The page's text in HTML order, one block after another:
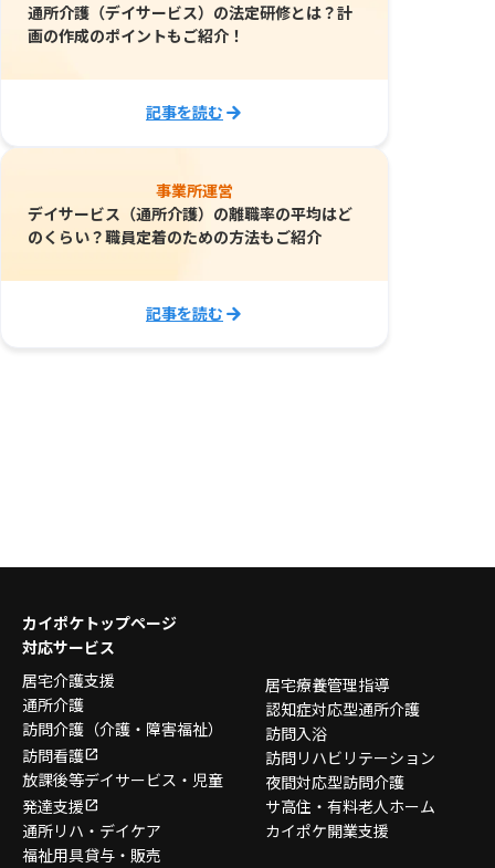
通所介護（デイサービス）の法定研修とは？計
画の作成のポイントもご紹介！
記事を読む
事業所運営
デイサービス（通所介護）の離職率の平均はど
のくらい？職員定着のための方法もご紹介
記事を読む
カイポケトップページ
対応サービス
居宅介護支援
通所介護
訪問介護 （介護・障害福祉）
訪問看護
放課後等デイサービス・ 児童
発達支援
通所リハ・デイケア
福祉用具貸与・販売
居宅療養管理指導
認知症対応型通所介護
訪問入浴
訪問リハビリテーション
夜間対応型訪問介護
サ高住・有料老人ホーム
カイポケ開業支援